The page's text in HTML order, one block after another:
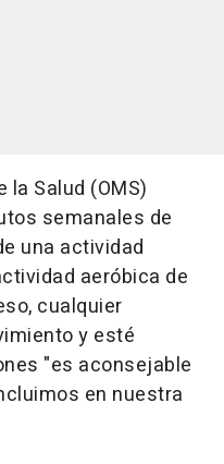
la Salud (OMS)
semanales de
una actividad
aeróbica de
cualquier
y esté
"es aconsejable
en nuestra